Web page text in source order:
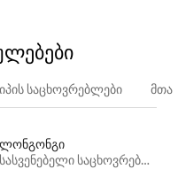
საცხოვრებლები
დასასვენებელი საცხოვრებლები